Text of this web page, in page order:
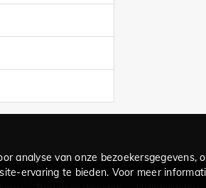
analyse van onze
ervaring te bieden. Voor meer